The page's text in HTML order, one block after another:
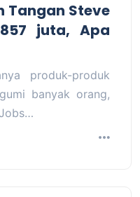
Tangan Steve
juta, Apa
produk-produk
banyak orang,